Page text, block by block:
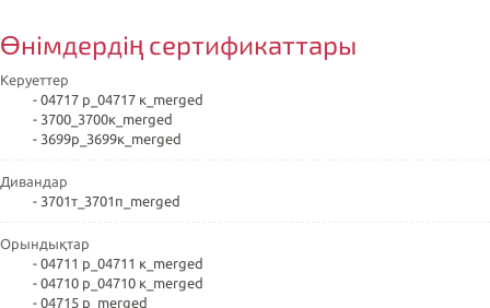
Өнімдердің сертификаттары
Керуеттер
- 04717 р_04717 к_merged
- 3700_3700к_merged
- 3699р_3699к_merged
Дивандар
- 3701т_3701п_merged
Орындықтар
- 04711 р_04711 к_merged
- 04710 р_04710 к_merged
- 04715 р_merged